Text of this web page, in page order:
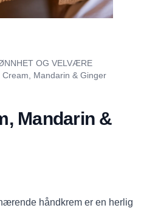
OG VELVÆRE
Cream, Mandarin & Ginger
Mandarin &
håndkrem er en herlig